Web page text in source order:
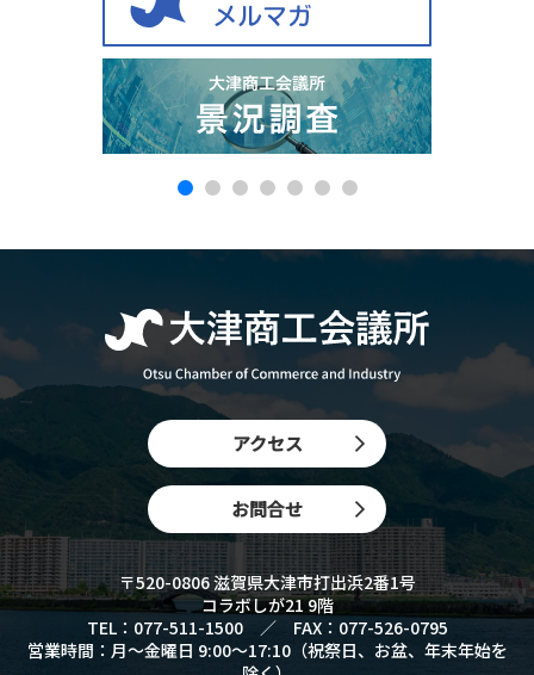
アクセス
お問合せ
〒520-0806 滋賀県大津市打出浜2番1号
コラボしが21 9階
TEL：077-511-1500 ／ FAX：077-526-0795
営業時間：月〜金曜日 9:00〜17:10（祝祭日、お盆、年末年始を